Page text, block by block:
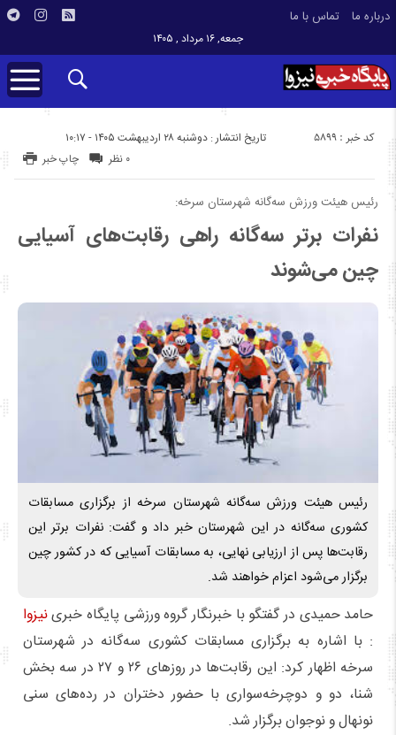
درباره ما تماس با ما
جمعه, ۱۶ مرداد , ۱۴۰۵
تاریخ انتشار : دوشنبه ۲۸ اردیبهشت ۱۴۰۵ - ۱۰:۱۷ کد خبر : 5899
چاپ خبر ۰ نظر
رئیس هیئت ورزش سه‌گانه شهرستان سرخه:
نفرات برتر سه‌گانه راهی رقابت‌های آسیایی
چین می‌شوند
رئیس هیئت ورزش سه‌گانه شهرستان سرخه از برگزاری مسابقات
کشوری سه‌گانه در این شهرستان خبر داد و گفت: نفرات برتر این
رقابت‌ها پس از ارزیابی نهایی، به مسابقات آسیایی که در کشور چین
برگزار می‌شود اعزام خواهند شد.
حامد حمیدی در گفتگو با خبرنگار گروه ورزشی پایگاه خبرینیزوا
: با اشاره به برگزاری مسابقات کشوری سه‌گانه در شهرستان
سرخه اظهار کرد: این رقابت‌ها در روزهای ۲۶ و ۲۷ در سه بخش
شنا، دو و دوچرخه‌سواری با حضور دختران در رده‌های سنی
نونهال و نوجوان برگزار شد.